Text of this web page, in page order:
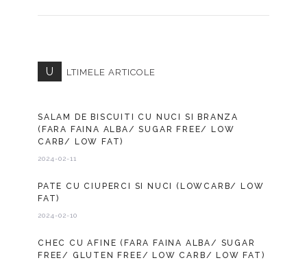
U LTIMELE ARTICOLE
SALAM DE BISCUITI CU NUCI SI BRANZA
(FARA FAINA ALBA/ SUGAR FREE/ LOW
CARB/ LOW FAT)
2024-02-11
PATE CU CIUPERCI SI NUCI (LOWCARB/ LOW
FAT)
2024-02-10
CHEC CU AFINE (FARA FAINA ALBA/ SUGAR
FREE/ GLUTEN FREE/ LOW CARB/ LOW FAT)